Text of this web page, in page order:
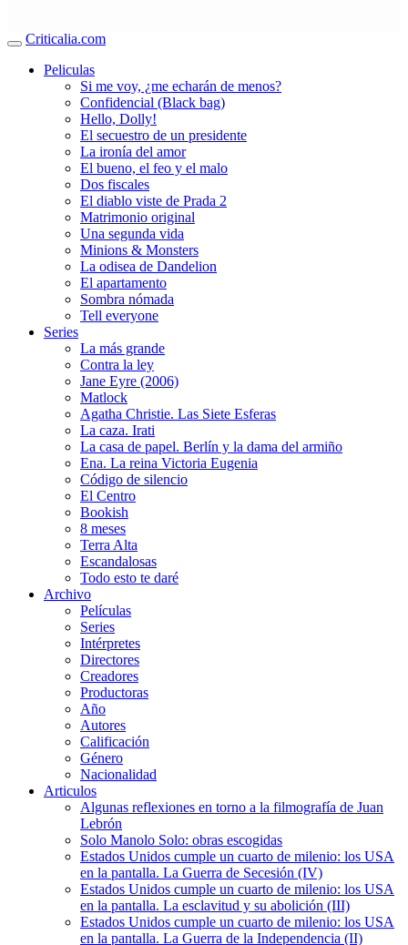
Criticalia.com
Peliculas
Si me voy, ¿me echarán de menos?
Confidencial (Black bag)
Hello, Dolly!
El secuestro de un presidente
La ironía del amor
El bueno, el feo y el malo
Dos fiscales
El diablo viste de Prada 2
Matrimonio original
Una segunda vida
Minions & Monsters
La odisea de Dandelion
El apartamento
Sombra nómada
Tell everyone
Series
La más grande
Contra la ley
Jane Eyre (2006)
Matlock
Agatha Christie. Las Siete Esferas
La caza. Irati
La casa de papel. Berlín y la dama del armiño
Ena. La reina Victoria Eugenia
Código de silencio
El Centro
Bookish
8 meses
Terra Alta
Escandalosas
Todo esto te daré
Archivo
Películas
Series
Intérpretes
Directores
Creadores
Productoras
Año
Autores
Calificación
Género
Nacionalidad
Articulos
Algunas reflexiones en torno a la filmografía de Juan
Lebrón
Solo Manolo Solo: obras escogidas
Estados Unidos cumple un cuarto de milenio: los USA
en la pantalla. La Guerra de Secesión (IV)
Estados Unidos cumple un cuarto de milenio: los USA
en la pantalla. La esclavitud y su abolición (III)
Estados Unidos cumple un cuarto de milenio: los USA
en la pantalla. La Guerra de la Independencia (II)